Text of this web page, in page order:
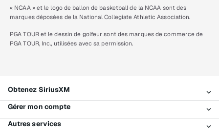
« NCAA » et le logo de ballon de basketball de la NCAA sont des
marques déposées de la National Collegiate Athletic Association.
PGA TOUR et le dessin de golfeur sont des marques de commerce de
PGA TOUR, Inc., utilisées avec sa permission.
Obtenez SiriusXM
Tous les forfaits
Mon essai SiriusXM
Gérer mon compte
Autres services